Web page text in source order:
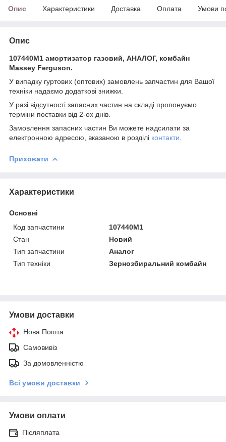
Опис Характеристики Доставка Оплата Умови
Опис
107440M1 амортизатор газовий, АНАЛОГ, комбайн
Massey Ferguson.
У випадку гуртових (оптових) замовлень запчастин для Вашої
техніки надаємо додаткові знижки.
У разі відсутності запасних частин на складі пропонуємо
терміни поставки від 2-ох днів.
Замовлення запасних частин Ви можете надсилати за
електронною адресою, вказаною в розділі контакти
Приховати
Характеристики
Основні
Код запчастини
107440M1
Стан
Новий
Тип запчастини
Аналог
Тип техніки
Зернозбиральний комбайн
Умови доставки
Нова Пошта
Самовивіз
За домовленністю
Всі умови доставки
Умови оплати
Післяплата